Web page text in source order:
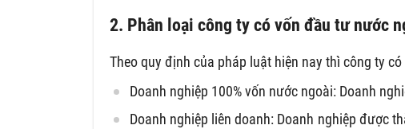
2. Phân loại công ty có vốn đầu tư nước
Theo quy định của pháp luật hiện nay thì công ty
Doanh nghiệp 100% vốn nước ngoài: Doanh
Doanh nghiệp liên doanh: Doanh nghiệp được